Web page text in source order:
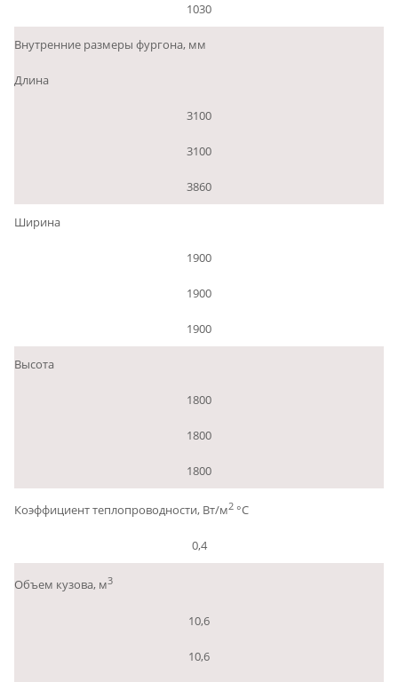
1030
Внутренние размеры фургона, мм
Длина
3100
3100
3860
Ширина
1900
1900
1900
Высота
1800
1800
1800
Коэффициент теплопроводности, Вт/м2 °С
0,4
Объем кузова, м3
10,6
10,6